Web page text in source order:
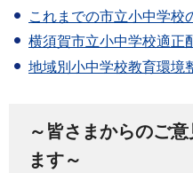
これまでの市立小中学校
横須賀市立小中学校適正
地域別小中学校教育環境
～皆さまからのご
ます～